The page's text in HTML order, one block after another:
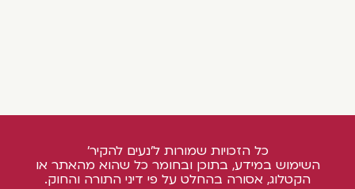
כל הזכויות שמורות ל'נעים להקיר'
השימוש במידע, בתוכן ובחומר כל שהוא מהאתר או
הקטלוג, אסורה בהחלט על פי דיני התורה והחוק.